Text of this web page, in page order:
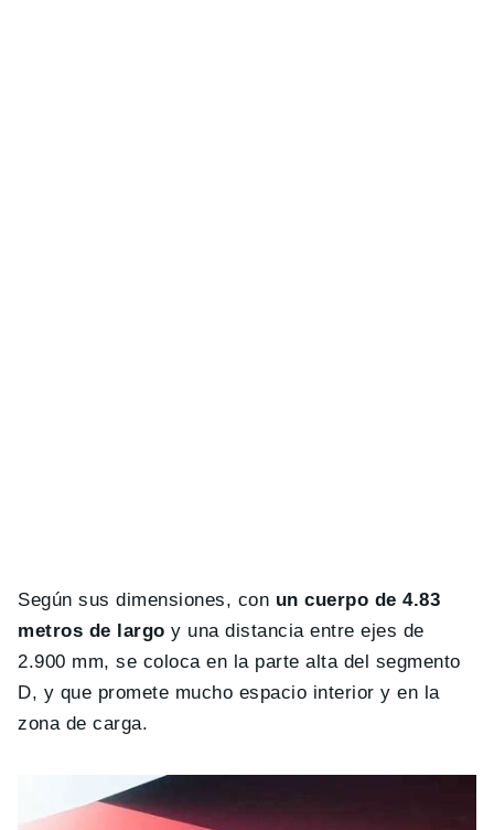
Según sus dimensiones, con un cuerpo de 4.83
metros de largo y una distancia entre ejes de
2.900 mm, se coloca en la parte alta del segmento
D, y que promete mucho espacio interior y en la
zona de carga.